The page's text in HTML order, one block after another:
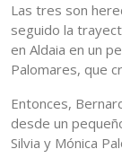
Las tres son
seguido la
en Aldaia en un
Palomares, que
Entonces,
desde un
Silvia y Mónica